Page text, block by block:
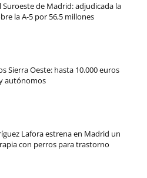
Suroeste de Madrid: adjudicada la
la A-5 por 56,5 millones
Sierra Oeste: hasta 10.000 euros
autónomos
Lafora estrena en Madrid un
con perros para trastorno